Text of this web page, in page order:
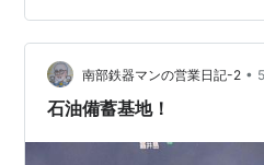
終えて、９月以降は中３のテ
そして中３の春からは高１テ
お早め…南部鉄器マンの営業日記-2 •
石油備蓄基地！